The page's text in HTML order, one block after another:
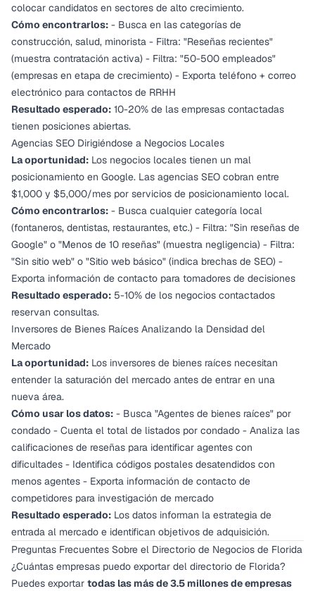
colocar candidatos en sectores de alto crecimiento.
Cómo encontrarlos: - Busca en las categorías de
construcción, salud, minorista - Filtra: "Reseñas recientes"
(muestra contratación activa) - Filtra: "50-500 empleados"
(empresas en etapa de crecimiento) - Exporta teléfono + correo
electrónico para contactos de RRHH
Resultado esperado: 10-20% de las empresas contactadas
tienen posiciones abiertas.
Agencias SEO Dirigiéndose a Negocios Locales
La oportunidad: Los negocios locales tienen un mal
posicionamiento en Google. Las agencias SEO cobran entre
$1,000 y $5,000/mes por servicios de posicionamiento local.
Cómo encontrarlos: - Busca cualquier categoría local
(fontaneros, dentistas, restaurantes, etc.) - Filtra: "Sin reseñas de
Google" o "Menos de 10 reseñas" (muestra negligencia) - Filtra:
"Sin sitio web" o "Sitio web básico" (indica brechas de SEO) -
Exporta información de contacto para tomadores de decisiones
Resultado esperado: 5-10% de los negocios contactados
reservan consultas.
Inversores de Bienes Raíces Analizando la Densidad del
Mercado
La oportunidad: Los inversores de bienes raíces necesitan
entender la saturación del mercado antes de entrar en una
nueva área.
Cómo usar los datos: - Busca "Agentes de bienes raíces" por
condado - Cuenta el total de listados por condado - Analiza las
calificaciones de reseñas para identificar agentes con
dificultades - Identifica códigos postales desatendidos con
menos agentes - Exporta información de contacto de
competidores para investigación de mercado
Resultado esperado: Los datos informan la estrategia de
entrada al mercado e identifican objetivos de adquisición.
Preguntas Frecuentes Sobre el Directorio de Negocios de Florida
¿Cuántas empresas puedo exportar del directorio de Florida?
Puedes exportar todas las más de 3.5 millones de empresas